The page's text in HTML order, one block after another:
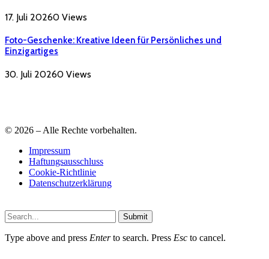
17. Juli 20260 Views
Foto-Geschenke: Kreative Ideen für Persönliches und
Einzigartiges
30. Juli 20260 Views
© 2026 – Alle Rechte vorbehalten.
Impressum
Haftungsausschluss
Cookie-Richtlinie
Datenschutzerklärung
Submit
Type above and press Enterto search. Press Esc to cancel.